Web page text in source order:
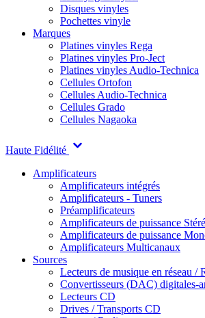
Disques vinyles
Pochettes vinyle
Marques
Platines vinyles Rega
Platines vinyles Pro-Ject
Platines vinyles Audio-Technica
Cellules Ortofon
Cellules Audio-Technica
Cellules Grado
Cellules Nagaoka
Haute Fidélité
Amplificateurs
Amplificateurs intégrés
Amplificateurs - Tuners
Préamplificateurs
Amplificateurs de puissance
Amplificateurs de puissance
Amplificateurs Multicanaux
Sources
Lecteurs de musique en réseau /
Convertisseurs (DAC) digitales-
Lecteurs CD
Drives / Transports CD